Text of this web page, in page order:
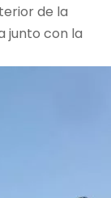
de la
junto con la